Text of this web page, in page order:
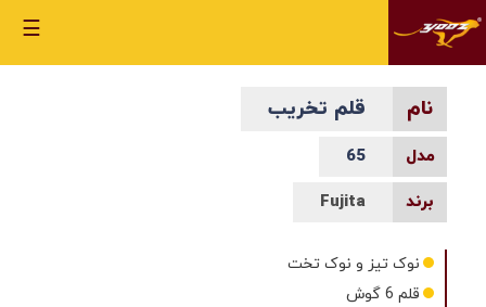
☰
قلم تخریب
65
Fujita
نوک تیز و نوک تخت
قلم 6 گوش